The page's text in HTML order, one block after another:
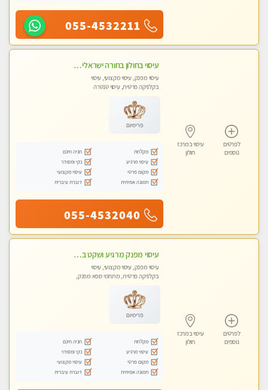
055-4532211
לפרטים
נוספים
עיסוי במרכז
חולון
עיסוי בחולון בחורה ישראלית תעסה אותך בעיסוי מיקצועי
עיסוי מפנק, עיסוי מקצועי, עיסוי
בקלניקה פרטית, עיסוי טנטרה
פרימיום
מקלחת
חניה חינם
עיסוי מרגיע
נקי ומסודר
מקום פרטי
עיסוי מקצועי
תמונה אמיתית
דוברת עיברית
055-4532040
לפרטים
נוספים
עיסוי במרכז
חולון
עיסוי מפנק מרגיע ושקט במקום מדהים עיסוי מושקע מאוד
עיסוי מפנק, עיסוי מקצועי, עיסוי
בקלניקה פרטית, מתחמי ספא מפנק,
פרימיום
מקלחת
חניה חינם
עיסוי מרגיע
נקי ומסודר
מקום פרטי
עיסוי מקצועי
תמונה אמיתית
דוברת עיברית